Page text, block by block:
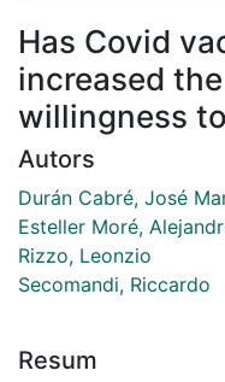
Has Covid
increased
willingness
Autors
Durán Cabré, José
Esteller Moré,
Rizzo, Leonzio
Secomandi, Riccardo
Resum